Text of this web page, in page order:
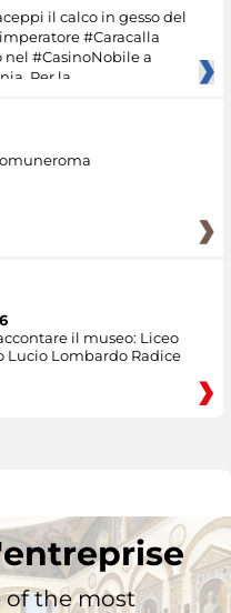
il calco in gesso del
#Caracalla
nel #CasinoNobile a
Per la
il museo: Liceo
Lucio Lombardo Radice
of the most